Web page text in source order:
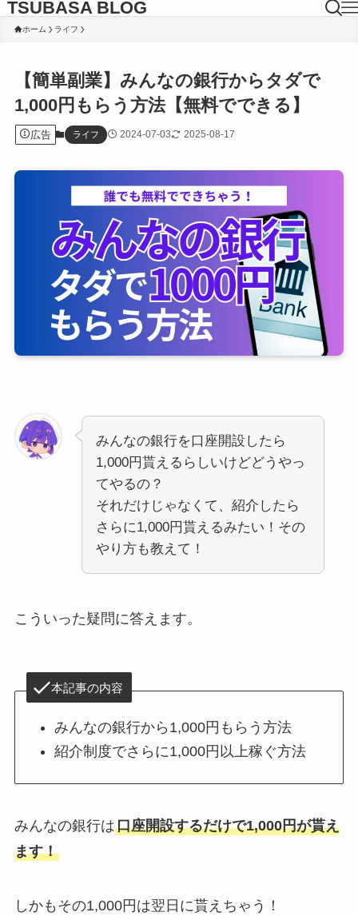
TSUBASA BLOG
ホーム ライフ
【簡単副業】みんなの銀行からタダで
1,000円もらう方法【無料でできる】
広告 ライフ 2024-07-03 2025-08-17
みんなの銀行を口座開設したら
1,000円貰えるらしいけどどうやっ
てやるの？
それだけじゃなくて、紹介したら
さらに1,000円貰えるみたい！その
やり方も教えて！
こういった疑問に答えます。
本記事の内容
みんなの銀行から1,000円もらう方法
紹介制度でさらに1,000円以上稼ぐ方法
みんなの銀行は口座開設するだけで1,000円が貰え
ます！
しかもその1,000円は翌日に貰えちゃう！